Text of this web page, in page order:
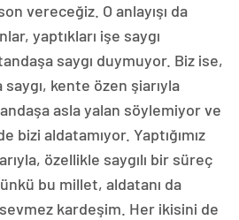
vereceğiz. O anlayışı da
yaptıkları işe saygı
saygı duymuyor. Biz ise,
kente özen şiarıyla
asla yalan söylemiyor ve
bizi aldatamıyor. Yaptığımız
özellikle saygılı bir süreç
bu millet, aldatanı da
kardeşim. Her ikisini de